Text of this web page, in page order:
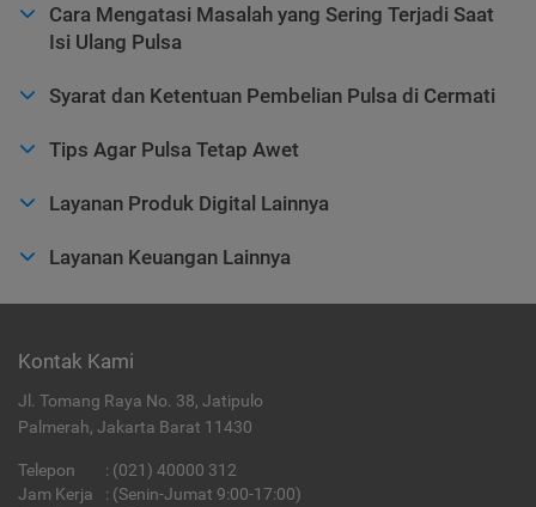
Cara Mengatasi Masalah yang Sering Terjadi Saat
Isi Ulang Pulsa
Syarat dan Ketentuan Pembelian Pulsa di Cermati
Tips Agar Pulsa Tetap Awet
Layanan Produk Digital Lainnya
Layanan Keuangan Lainnya
Kontak Kami
Jl. Tomang Raya No. 38, Jatipulo
Palmerah, Jakarta Barat 11430
Telepon : (021) 40000 312
Jam Kerja
: (Senin-Jumat 9:00-17:00)